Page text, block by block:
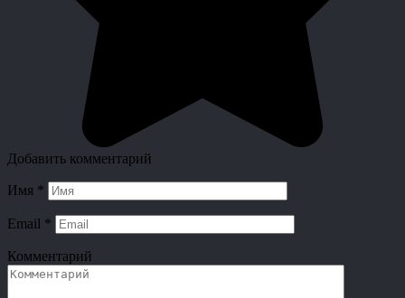
Добавить комментарий
Имя *
Email *
Комментарий